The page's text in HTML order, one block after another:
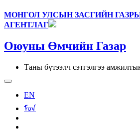
МОНГОЛ УЛСЫН ЗАСГИЙН
АГЕНТЛАГ
Оюуны Өмчийн Газар
Таны бүтээлч сэтгэлгээ
EN
ᠮᠣᠨ